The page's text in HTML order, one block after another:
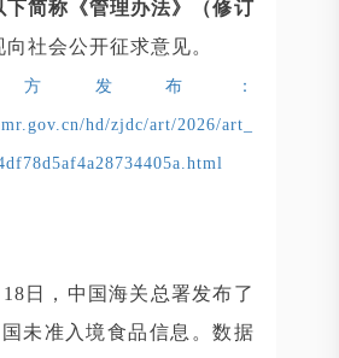
下简称《管理办法》（修订
向社会公开征求意见。
方发布：
hd/zjdc/art/2026/art_
日，中国海关总署发布了
未准入境食品信息。数据